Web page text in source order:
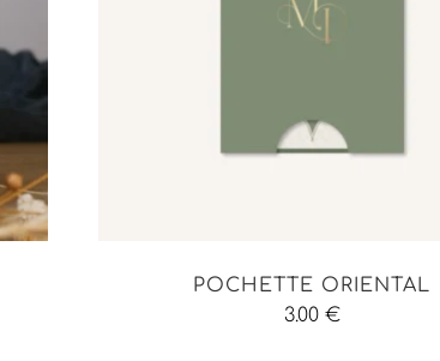
POCHETTE ORIENTAL
3.00 €